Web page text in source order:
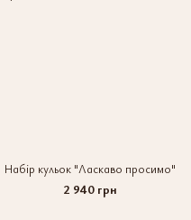
Набір кульок "Ласкаво просимо"
2 940 грн